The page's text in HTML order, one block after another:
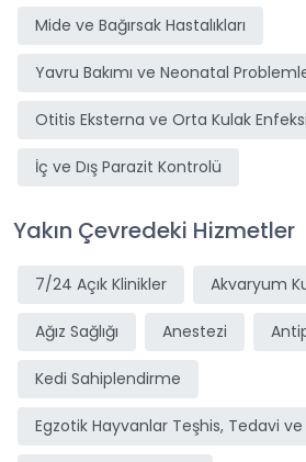
Mide ve Bağırsak Hastalıkları
Yavru Bakımı ve Neonatal
Otitis Eksterna ve Orta Kulak
İç ve Dış Parazit Kontrolü
Yakın Çevredeki Hizmetler
7/24 Açık Klinikler Akvaryum
Ağız Sağlığı Anestezi
Kedi Sahiplendirme
Egzotik Hayvanlar Teşhis, Tedavi